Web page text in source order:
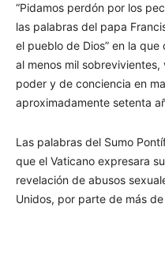
“Pidamos perdón por los
las palabras del papa
el pueblo de Dios” en la
al menos mil
poder y de conciencia en
aproximadamente setenta
Las palabras del Sumo
que el Vaticano expresara
revelación de abusos
Unidos, por parte de más